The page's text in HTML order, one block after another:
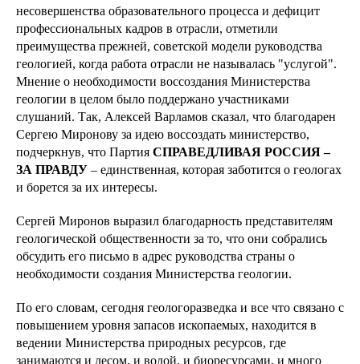
несовершенства образовательного процесса и дефицит
профессиональных кадров в отрасли, отметили
преимущества прежней, советской модели руководства
геологией, когда работа отрасли не называлась "услугой".
Мнение о необходимости воссоздания Министерства
геологии в целом было поддержано участниками
слушаний. Так, Алексей Варламов сказал, что благодарен
Сергею Миронову за идею воссоздать министерство,
подчеркнув, что Партия СПРАВЕДЛИВАЯ РОССИЯ –
ЗА ПРАВДУ – единственная, которая заботится о геологах
и борется за их интересы.
Сергей Миронов выразил благодарность представителям
геологической общественности за то, что они собрались
обсудить его письмо в адрес руководства страны о
необходимости создания Министерства геологии.
По его словам, сегодня геологоразведка и все что связано с
повышением уровня запасов ископаемых, находится в
ведении Министерства природных ресурсов, где
занимаются и лесом, и водой, и биоресурсами, и много